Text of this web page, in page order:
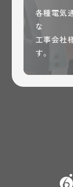
各種電気
な
工事会社
す。